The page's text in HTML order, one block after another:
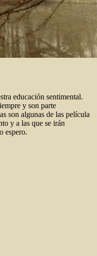
educación sentimental.
y son parte
son algunas de las película
y a las que se irán
espero.